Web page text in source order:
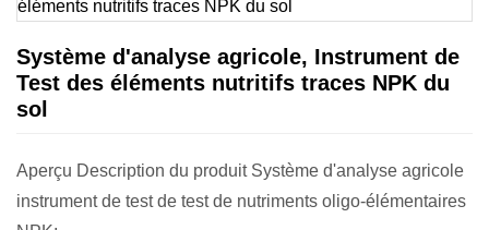
Système d'analyse agricole, Instrument de
Test des éléments nutritifs traces NPK du
sol
Aperçu Description du produit Système d'analyse agricole
instrument de test de test de nutriments oligo-élémentaires